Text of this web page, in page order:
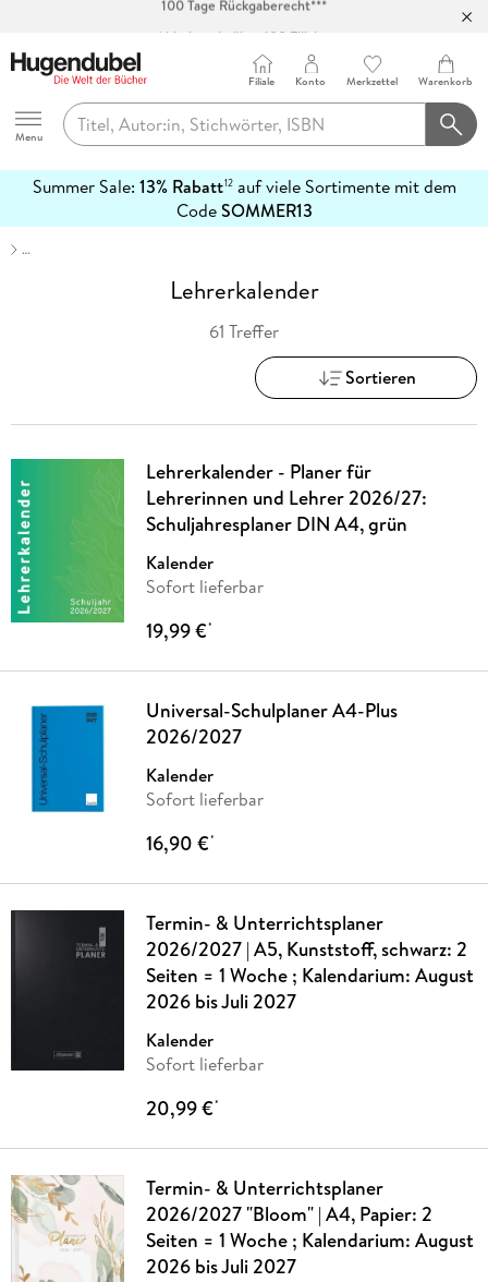
Abholung in über 100 Filialen
Hugendubel
Menu
Filiale Konto Merkzettel Warenkorb
Summer Sale: 13% Rabatt12auf viele Sortimente mit dem
CodeSOMMER13
erfahren
…
Lehrerkalender
61 Treffer
Sortieren
Lehrerkalender - Planer für
Lehrerinnen und Lehrer 2026/27:
Schuljahresplaner DIN A4, grün
Kalender
Sofort lieferbar
19,99 €*
Universal-Schulplaner A4-Plus
2026/2027
Kalender
Sofort lieferbar
16,90 €*
Termin- & Unterrichtsplaner
2026/2027 | A5, Kunststoff, schwarz: 2
Seiten = 1 Woche ; Kalendarium: August
2026 bis Juli 2027
Kalender
Sofort lieferbar
20,99 €*
Termin- & Unterrichtsplaner
2026/2027 "Bloom" | A4, Papier: 2
Seiten = 1 Woche ; Kalendarium: August
2026 bis Juli 2027